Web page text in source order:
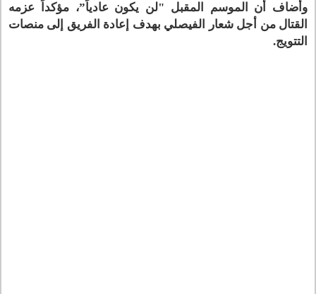
وأضاف أن الموسم المقبل "لن يكون عادياً”، مؤكداً عزمه
القتال من أجل شعار الفيصلي بهدف إعادة الفريق إلى منصات
التتويج.